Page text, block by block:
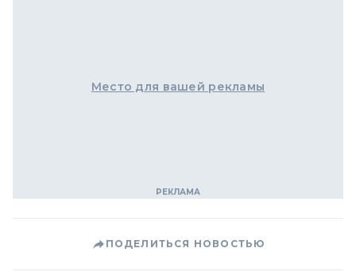
Место для вашей рекламы
ПОДЕЛИТЬСЯ НОВОСТЬЮ